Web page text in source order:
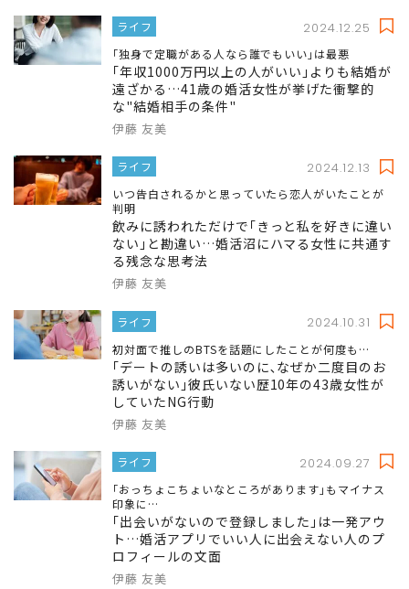
ライフ 2024.12.25
｢独身で定職がある人なら誰でもいい｣は最悪
｢年収1000万円以上の人がいい｣よりも結婚が
遠ざかる…41歳の婚活女性が挙げた衝撃的
な"結婚相手の条件"
伊藤 友美
ライフ 2024.12.13
いつ告白されるかと思っていたら恋人がいたことが
判明
飲みに誘われただけで｢きっと私を好きに違い
ない｣と勘違い…婚活沼にハマる女性に共通す
る残念な思考法
伊藤 友美
ライフ 2024.10.31
初対面で推しのBTSを話題にしたことが何度も…
｢デートの誘いは多いのに､なぜか二度目のお
誘いがない｣彼氏いない歴10年の43歳女性が
していたNG行動
伊藤 友美
ライフ 2024.09.27
｢おっちょこちょいなところがあります｣もマイナス
印象に…
｢出会いがないので登録しました｣は一発アウ
ト…婚活アプリでいい人に出会えない人のプ
ロフィールの文面
伊藤 友美